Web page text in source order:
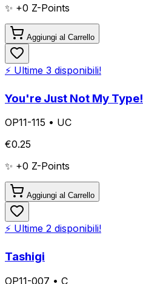
✨ +0 Z-Points
Aggiungi al Carrello
⚡ Ultime 3 disponibili!
You're Just Not My Type!
OP11-115 • UC
€0.25
✨ +0 Z-Points
Aggiungi al Carrello
⚡ Ultime 2 disponibili!
Tashigi
OP11-007 • C